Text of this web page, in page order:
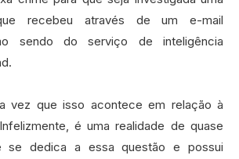
recebeu através de um e-mail
sendo do serviço de inteligência
vez que isso acontece em relação à
é uma realidade de quase
se dedica a essa questão e possui